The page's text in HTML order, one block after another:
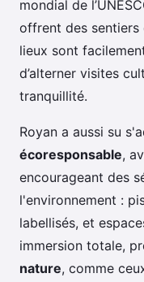
mondial de
offrent des sentiers
lieux sont
d’alterner visites
tranquillité.
Royan a aussi su
écoresponsable,
encourageant des
l'environnement :
labellisés, et
immersion totale,
nature, comme